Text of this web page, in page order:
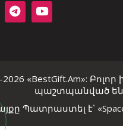
«BestGift.Am»:
պաշտպանված
Պատրաստել է`